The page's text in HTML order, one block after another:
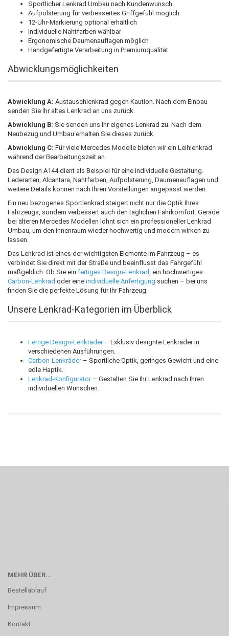
Sportlicher Lenkrad Umbau nach Kundenwunsch
Aufpolsterung für verbessertes Griffgefühl möglich
12-Uhr-Markierung optional erhältlich
Individuelle Nahtfarben wählbar
Ergonomische Daumenauflagen möglich
Handgefertigte Verarbeitung in Premiumqualität
Abwicklungsmöglichkeiten
Abwicklung A: Austauschlenkrad gegen Kaution. Nach dem Einbau
senden Sie Ihr altes Lenkrad an uns zurück.
Abwicklung B: Sie senden uns Ihr eigenes Lenkrad zu. Nach dem
Neubezug und Umbau erhalten Sie dieses zurück.
Abwicklung C: Für viele Mercedes Modelle bieten wir ein Leihlenkrad
während der Bearbeitungszeit an.
Das Design A144 dient als Beispiel für eine individuelle Gestaltung.
Lederarten, Alcantara, Nahtfarben, Aufpolsterung, Daumenauflagen und
weitere Details können nach Ihren Vorstellungen angepasst werden.
Ein neu bezogenes Sportlenkrad steigert nicht nur die Optik Ihres
Fahrzeugs, sondern verbessert auch den täglichen Fahrkomfort. Gerade
bei älteren Mercedes Modellen lohnt sich ein professioneller Lenkrad
Umbau, um den Innenraum wieder hochwertig und modern wirken zu
lassen.
Das Lenkrad ist eines der wichtigsten Elemente im Fahrzeug – es
verbindet Sie direkt mit der Straße und beeinflusst das Fahrgefühl
maßgeblich. Ob Sie ein fertiges Design-Lenkrad , ein hochwertiges
Carbon-Lenkrad oder eine individuelle Anfertigung suchen – bei uns
finden Sie die perfekte Lösung für Ihr Fahrzeug.
Unsere Lenkrad-Kategorien im Überblick
Fertige Design-Lenkräder– Exklusiv designte Lenkräder in
verschiedenen Ausführungen.
Carbon-Lenkräder– Sportliche Optik, geringes Gewicht und eine
edle Haptik.
Lenkrad-Konfigurator– Gestalten Sie Ihr Lenkrad nach Ihren
individuellen Wünschen.
MEHR ÜBER...
Bestellablauf
Impressum
Kontakt